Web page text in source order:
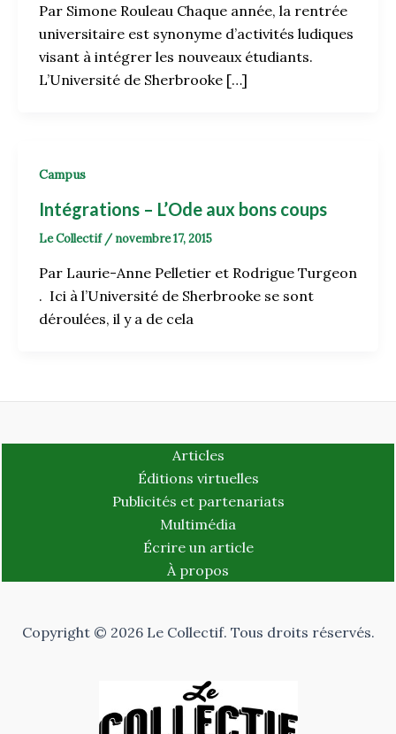
Par Simone Rouleau Chaque année, la rentrée
universitaire est synonyme d’activités ludiques
visant à intégrer les nouveaux étudiants.
L’Université de Sherbrooke […]
Campus
Intégrations – L’Ode aux bons coups
Le Collectif / novembre 17, 2015
Par Laurie-Anne Pelletier et Rodrigue Turgeon
. Ici à l’Université de Sherbrooke se sont
déroulées, il y a de cela
Articles
Éditions virtuelles
Publicités et partenariats
Multimédia
Écrire un article
À propos
Copyright © 2026 Le Collectif. Tous droits réservés.